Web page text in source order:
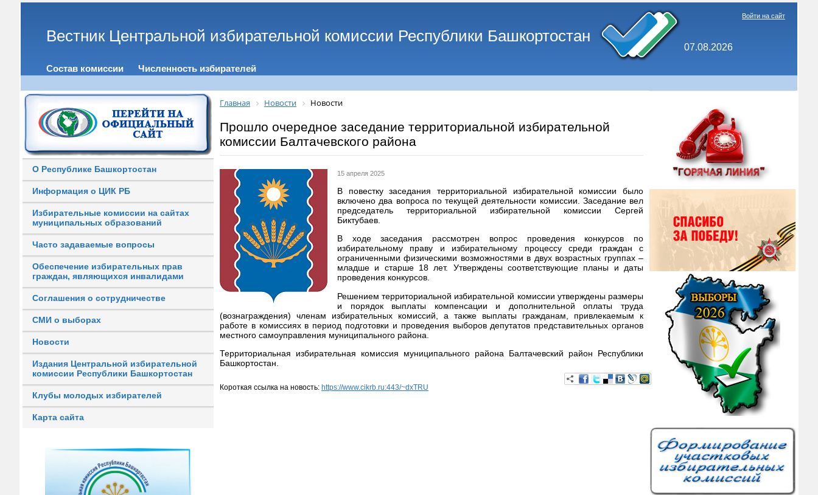
Вестник Центральной избирательной комиссии Республики Башкортостан
07.08.2026
Войти на сайт
Состав комиссии Численность избирателей
О Республике Башкортостан
Информация о ЦИК РБ
Избирательные комиссии на сайтах
муниципальных образований
Часто задаваемые вопросы
Обеспечение избирательных прав
граждан, являющихся инвалидами
Соглашения о сотрудничестве
СМИ о выборах
Новости
Издания Центральной избирательной
комиссии Республики Башкортостан
Клубы молодых избирателей
Карта сайта
Главная Новости Новости
Прошло очередное заседание территориальной избирательной
комиссии Балтачевского района
15 апреля 2025
В повестку заседания территориальной избирательной комиссии было
включено два вопроса по текущей деятельности комиссии. Заседание вел
председатель территориальной избирательной комиссии Сергей
Биктубаев.
В ходе заседания рассмотрен вопрос проведения конкурсов по
избирательному праву и избирательному процессу среди граждан с
ограниченными физическими возможностями в двух возрастных группах –
младше и старше 18 лет. Утверждены соответствующие планы и даты
проведения конкурсов.
Решением территориальной избирательной комиссии утверждены размеры
и порядок выплаты компенсации и дополнительной оплаты труда
(вознаграждения) членам избирательных комиссий, а также выплаты гражданам, привлекаемым к
работе в комиссиях в период подготовки и проведения выборов депутатов представительных органов
местного самоуправления муниципального района.
Территориальная избирательная комиссия муниципального района Балтачевский район Республики
Башкортостан.
Короткая ссылка на новость: https://www.cikrb.ru:443/~dxTRU